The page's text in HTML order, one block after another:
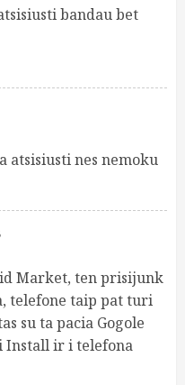
bandau bet
atsisiusti nes nemoku
Market, ten prisijunk
telefone taip pat turi
su ta pacia Gogole
Install ir i telefona